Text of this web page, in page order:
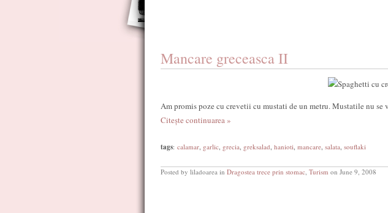
Mancare greceasca II
Am promis poze cu crevetii cu mustati de un metru. Mustatile nu se
Citește continuarea »
tags: calamar, garlic, grecia, greksalad, hanioti, mancare, salata, souflaki
Posted by liladoarea in Dragostea trece prin stomac, Turism on June 9, 2008